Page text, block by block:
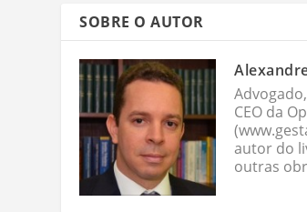
SOBRE O AUTOR
CEO da
autor do
outras